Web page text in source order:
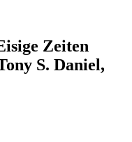
Zeiten
S. Daniel,